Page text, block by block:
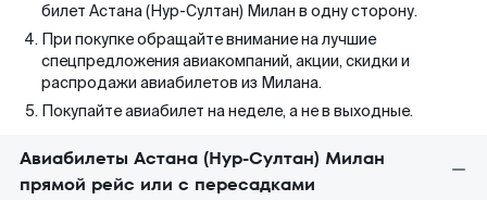
билет Астана (Нур-Султан) Милан в одну сторону.
При покупке обращайте внимание на лучшие
спецпредложения авиакомпаний, акции, скидки и
распродажи авиабилетов из Милана.
Покупайте авиабилет на неделе, а не в выходные.
Авиабилеты Астана (Нур-Султан) Милан
прямой рейс или с пересадками